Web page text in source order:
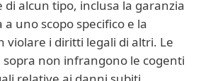
di alcun tipo, inclusa la garanzia
a uno scopo specifico e la
violare i diritti legali di altri. Le
sopra non infrangono le cogenti